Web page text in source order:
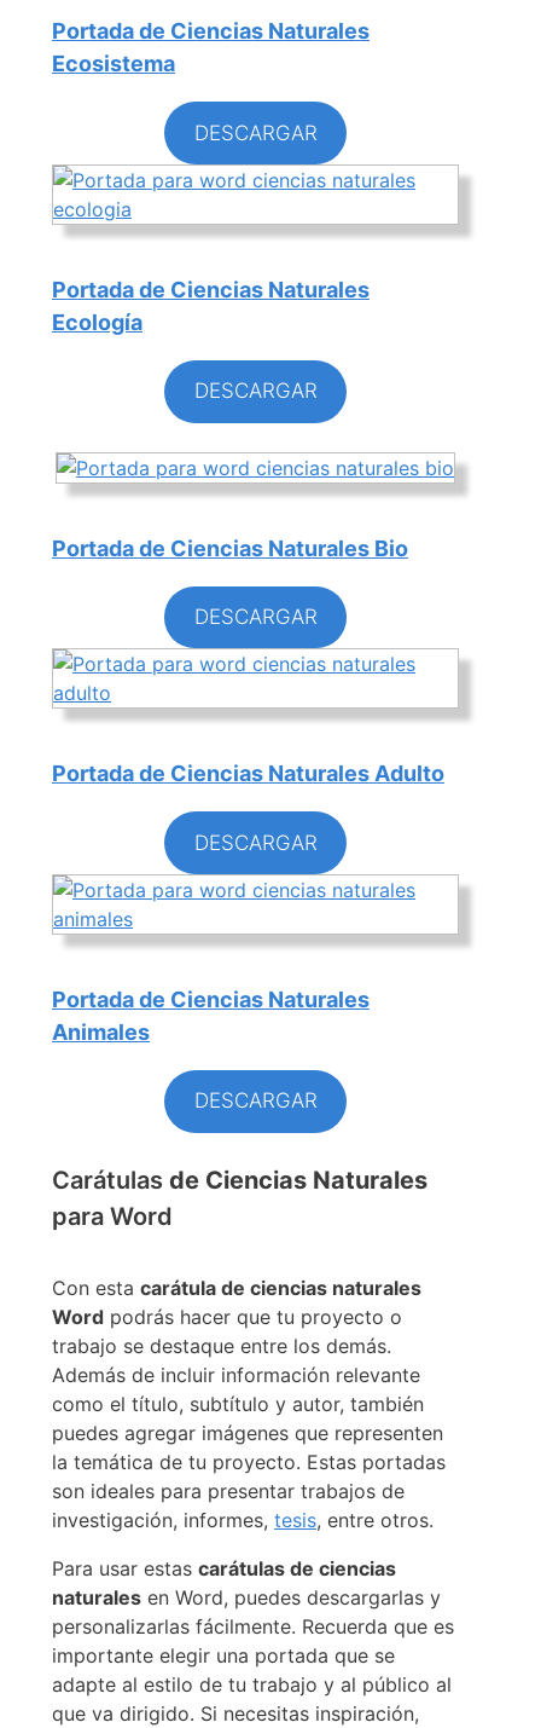
Portada de Ciencias Naturales
Ecosistema
DESCARGAR
Portada de Ciencias Naturales
Ecología
DESCARGAR
Portada de Ciencias Naturales Bio
DESCARGAR
Portada de Ciencias Naturales Adulto
DESCARGAR
Portada de Ciencias Naturales
Animales
DESCARGAR
Carátulas de Ciencias Naturales
para Word
Con esta carátula de ciencias naturales
Word podrás hacer que tu proyecto o
trabajo se destaque entre los demás.
Además de incluir información relevante
como el título, subtítulo y autor, también
puedes agregar imágenes que representen
la temática de tu proyecto. Estas portadas
son ideales para presentar trabajos de
investigación, informes, tesis, entre otros.
Para usar estas carátulas de ciencias
naturales en Word, puedes descargarlas y
personalizarlas fácilmente. Recuerda que es
importante elegir una portada que se
adapte al estilo de tu trabajo y al público al
que va dirigido. Si necesitas inspiración,